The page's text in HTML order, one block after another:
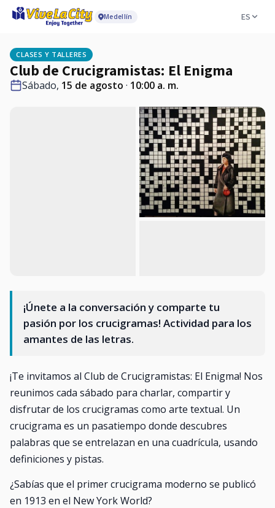
Medellín ES
CLASES Y TALLERES
Club de Crucigramistas: El Enigma
Sábado, 15 de agosto · 10:00 a. m.
¡Únete a la conversación y comparte tu
pasión por los crucigramas! Actividad para los
amantes de las letras.
¡Te invitamos al Club de Crucigramistas: El Enigma! Nos
reunimos cada sábado para charlar, compartir y
disfrutar de los crucigramas como arte textual. Un
crucigrama es un pasatiempo donde descubres
palabras que se entrelazan en una cuadrícula, usando
definiciones y pistas.
¿Sabías que el primer crucigrama moderno se publicó
en 1913 en el New York World?